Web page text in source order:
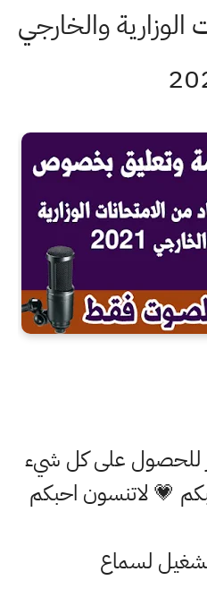
الوزارية والخارجي
للحصول على كل شيء
💗 لاتنسون احبكم
لسماع